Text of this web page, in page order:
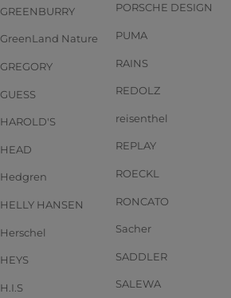
GREENBURRY
GreenLand Nature
GREGORY
GUESS
HAROLD'S
HEAD
Hedgren
HELLY HANSEN
Herschel
HEYS
H.I.S
PORSCHE DESIGN
PUMA
RAINS
REDOLZ
reisenthel
REPLAY
ROECKL
RONCATO
Sacher
SADDLER
SALEWA